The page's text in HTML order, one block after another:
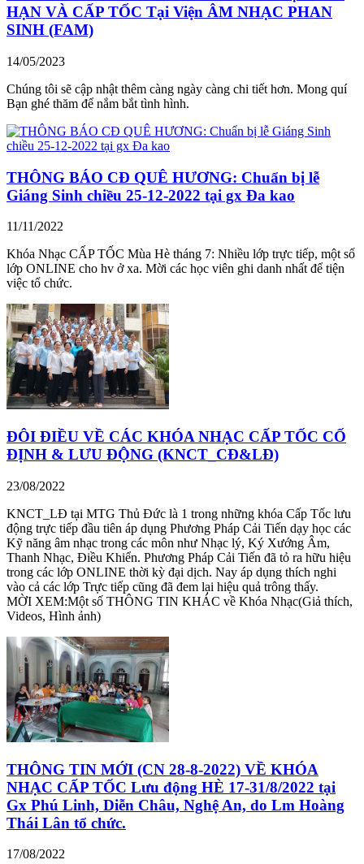
HẠN VÀ CẤP TỐC Tại Viện ÂM NHẠC PHAN
SINH (FAM)
14/05/2023
Chúng tôi sẽ cập nhật thêm càng ngày càng chi tiết hơn. Mong quí
Bạn ghé thăm để nắm bắt tình hình.
THÔNG BÁO CĐ QUÊ HƯƠNG: Chuẩn bị lễ
Giáng Sinh chiều 25-12-2022 tại gx Đa kao
11/11/2022
Khóa Nhạc CẤP TỐC Mùa Hè tháng 7: Nhiều lớp trực tiếp, một số
lớp ONLINE cho hv ở xa. Mời các học viên ghi danh nhất để tiện
việc tổ chức.
ĐÔI ĐIỀU VỀ CÁC KHÓA NHẠC CẤP TỐC CỐ
ĐỊNH & LƯU ĐỘNG (KNCT_CĐ&LĐ)
23/08/2022
KNCT_LĐ tại MTG Thủ Đức là 1 trong những khóa Cấp Tốc lưu
động trực tiếp đầu tiên áp dụng Phương Pháp Cải Tiến dạy học các
Kỹ năng âm nhạc trong các môn như Nhạc lý, Ký Xướng Âm,
Thanh Nhạc, Điều Khiển. Phương Pháp Cải Tiến đã tỏ ra hữu hiệu
trong các lớp ONLINE thời kỳ đại dịch. Nay áp dụng thích nghi
vào cả các lớp Trực tiếp cũng đã đem lại hiệu quả trông thấy.
MỜI XEM:Một số THÔNG TIN KHÁC về Khóa Nhạc(Giả thích,
Videos, Hình ảnh)
THÔNG TIN MỚI (CN 28-8-2022) VỀ KHÓA
NHẠC CẤP TỐC Lưu động HÈ 17-31/8/2022 tại
Gx Phú Linh, Diễn Châu, Nghệ An, do Lm Hoàng
Thái Lân tổ chức.
17/08/2022